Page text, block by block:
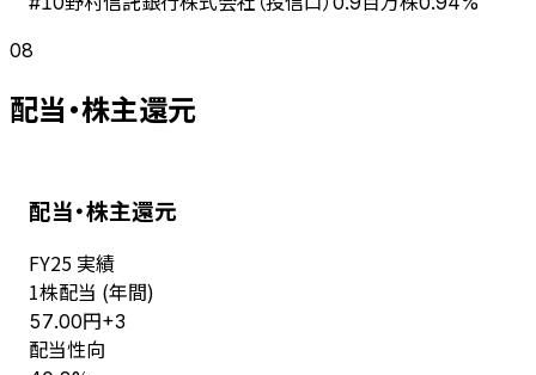
08
配当・株主還元
配当・株主還元
FY25 実績
1株配当 (年間)
57.00円+3
配当性向